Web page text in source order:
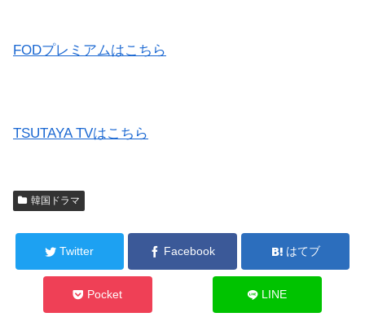
FODプレミアムはこちら
TSUTAYA TVはこちら
韓国ドラマ
Twitter Facebook はてブ
Pocket LINE